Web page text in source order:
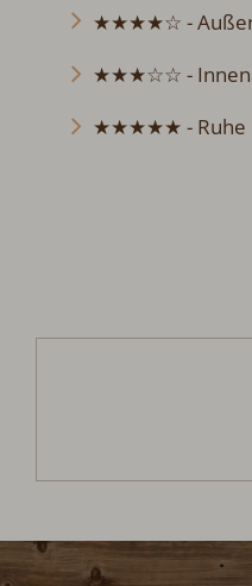
★★★★☆ -
★★★☆☆ -
★★★★★ - Ruhe